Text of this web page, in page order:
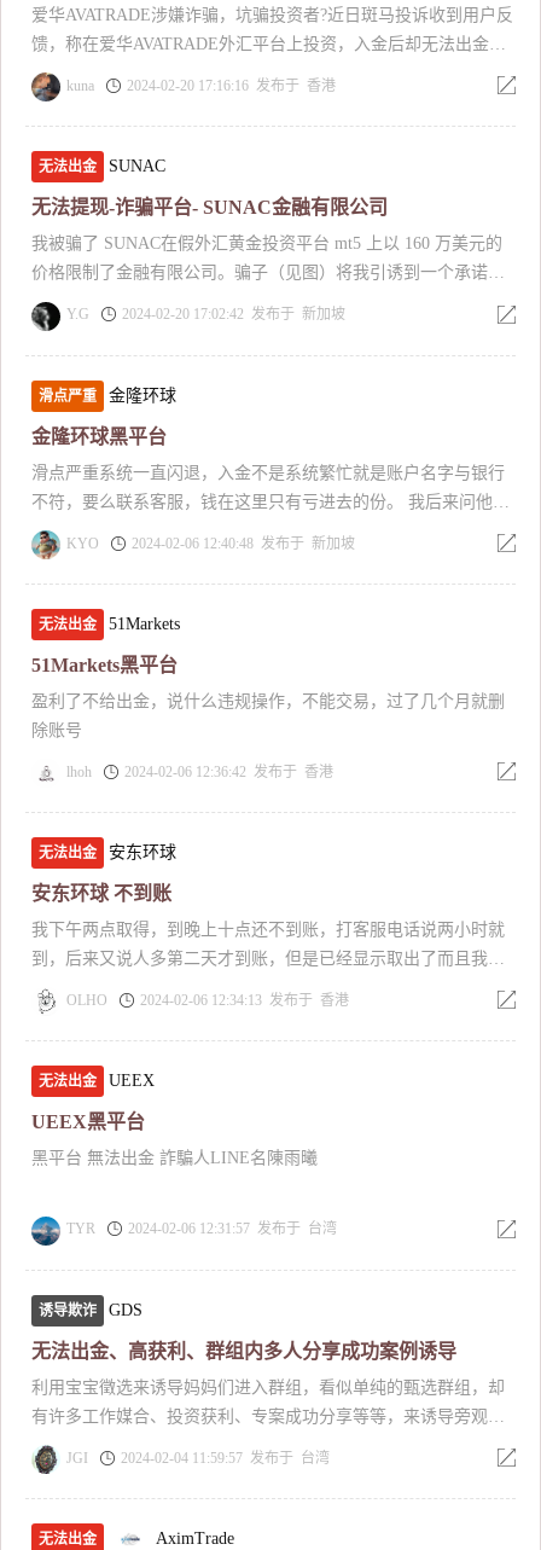
起想辦法，我真的很傻眼，會被搞瘋，想辦法找貸款的……剛好
卡在過年，所以期限是年後，他說他那邊會盡量湊錢，因為都投
入了公司金額大，也只能慢慢一筆一筆回金，而且又快過年了也
侵的就是只是公司在操作看數據，沒有去找人什麼詐騙，我要他
誠實還發誓，後來還是相信他。年後期限到，我只有4萬還是好不
服，我問他那你不用轉嗎？他回我說過年打牌都輸光
了………………靠！我真的很震驚耶……我很生氣難過一直跟他
說，他說要不剩下他付2成，4成交給我…………一個公司老闆居
[d83d][de2d][d83d][de2d]
爱华AVATRADE涉嫌诈骗，坑骗投资者?近日斑马投诉收到用户反
馈，称在爱华AVATRADE外汇平台上投资，入金后却无法出金，
以各种理由索要更多的资金，涉嫌诈骗，坑骗投资者，那具体是
发生了什么，我们先来看看事情发生的经过吧。 投资人称在爱华
外汇总共转账19万，先转10万进去，然后申请出金的时候说提不
出来，需要开通大额通道，客服让其再转10万进去，转进去后还
投资人实在没钱了就再转3万进去，后工作人员让取15万出来，提
现后显示成功，但是一直没到账，问客服说资金金额大，需要等
待银行审核，至今还未收到钱。 关于爱华外汇这个平台我们先了
解下，AvaTrade于2006年在爱尔兰首都都柏林成立，由金融领域
的专业人士和电子商务领域的专家共同创建, 并快速成长为欧洲知
如此有实力的爱华外汇平台为何被用户频频投诉，投诉量将近30
条，近3分之二的未处理，投诉内容都是以各种理由比如银行卡错
误、或者需要缴纳保证金等。虽然其中不乏会有冒牌公司，但是
爱华不处理，不追究刑事责任，任由骗子欺骗更多的受害者的态
度，这种做法并不可取，也希望爱华尽快回复处理！
kuna 2024-02-20 17:16:16 发布于 香港
无法出金 SUNAC
无法提现-诈骗平台- SUNAC金融有限公司
我被骗了 SUNAC在假外汇黄金投资平台 mt5 上以 160 万美元的
价格限制了金融有限公司。骗子（见图）将我引诱到一个承诺高
利润回报的假经纪人平台，我的钱从大通银行通过 kraken、
cyrpto.com 和 coinbase 转移到 usdt 和 eth 的第三方交易所，然后
加密货币被转移到假平台—— SUNAC财务有限。当我试图取款
时，他们要求我缴纳 8% 的税，总计 25 万美元，否则他们将在 5
天内冻结我的账户。请拨打 281-467-8367 给我打电话。休斯敦，
德克萨斯州。笔记： SUNAC金融有限公司网站已被国际反诈骗和
贩运联盟举报。
Y.G 2024-02-20 17:02:42 发布于 新加坡
滑点严重 金隆环球
金隆环球黑平台
滑点严重系统一直闪退，入金不是系统繁忙就是账户名字与银行
不符，要么联系客服，钱在这里只有亏进去的份。 我后来问他怎
么回事，直接把我账户注销了。黑平台，有人管吗 这上面坑了我
20万 还有这般操作，看下图
KYO 2024-02-06 12:40:48 发布于 新加坡
无法出金 51Markets
51Markets黑平台
盈利了不给出金，说什么违规操作，不能交易，过了几个月就删
除账号
lhoh 2024-02-06 12:36:42 发布于 香港
无法出金 安东环球
安东环球 不到账
我下午两点取得，到晚上十点还不到账，打客服电话说两小时就
到，后来又说人多第二天才到账，但是已经显示取出了而且我也
不知道现在钱的去向，你们也不理人，安东和汇鑫你们俩还套牌
太牛了我真服
OLHO 2024-02-06 12:34:13 发布于 香港
无法出金 UEEX
UEEX黑平台
黑平台 無法出金 詐騙人LINE名陳雨曦
TYR 2024-02-06 12:31:57 发布于 台湾
诱导欺诈 GDS
无法出金、高获利、群组内多人分享成功案例诱导
利用宝宝徵选来诱导妈妈们进入群组，看似单纯的甄选群组，却
有许多工作媒合、投资获利、专案成功分享等等，来诱导旁观的
受害者们相信，会有多妈妈分享执行长帮助专案投资而赚取获
利，然后分享照片、存款获利资料以及拍影片来取得其他受害者
的信任，进而主动去找“执行长”来进一步了解，一旦确定要投资
参加专案后，执行长就会把你踢出群组，以（因为之前有人向群
JGI 2024-02-04 11:59:57 发布于 台湾
无法出金 AximTrade